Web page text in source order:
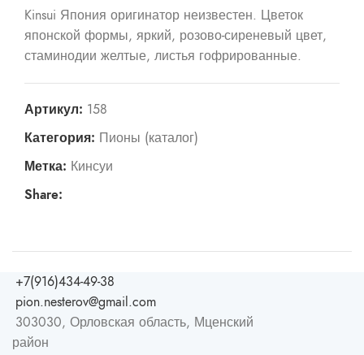
Kinsui Япония оригинатор неизвестен. Цветок
японской формы, яркий, розово-сиреневый цвет,
стаминодии желтые, листья гофрированные.
Артикул: 158
Категория: Пионы (каталог)
Метка: Кинсуи
Share:
+7(916)434-49-38
pion.nesterov@gmail.com
303030, Орловская область, Мценский
район